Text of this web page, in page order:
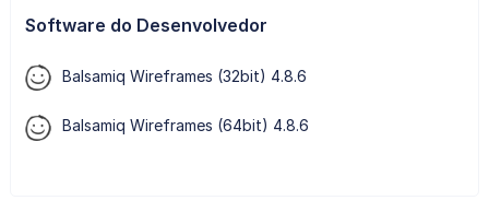
Software do Desenvolvedor
Balsamiq Wireframes (32bit) 4.8.6
Balsamiq Wireframes (64bit) 4.8.6